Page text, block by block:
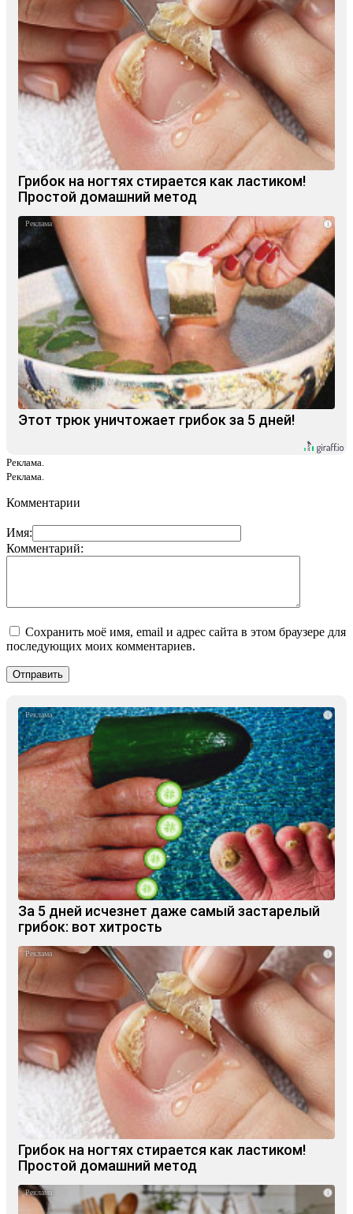
Грибок на ногтях стирается как ластиком!
Простой домашний метод
i
Этот трюк уничтожает грибок за 5 дней!
Реклама.
Реклама.
Комментарии
Имя:
Комментарий:
Сохранить моё имя, email и адрес сайта в этом браузере для
последующих моих комментариев.
i
За 5 дней исчезнет даже самый застарелый
грибок: вот хитрость
i
Грибок на ногтях стирается как ластиком!
Простой домашний метод
i